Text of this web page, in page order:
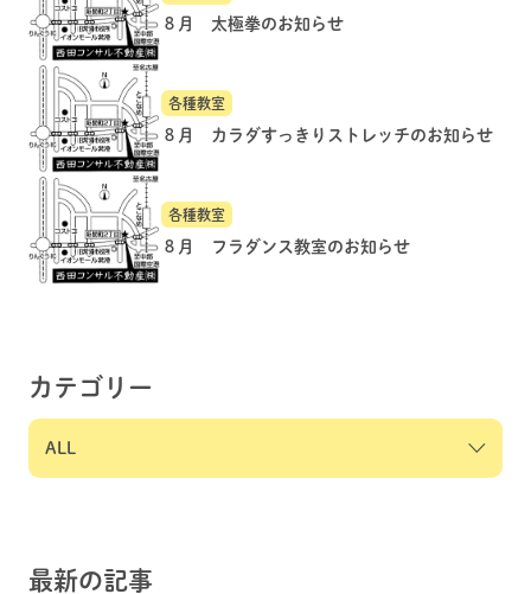
８月 太極拳のお知らせ
各種教室
８月 カラダすっきりストレッチのお知らせ
各種教室
８月 フラダンス教室のお知らせ
カテゴリー
最新の記事